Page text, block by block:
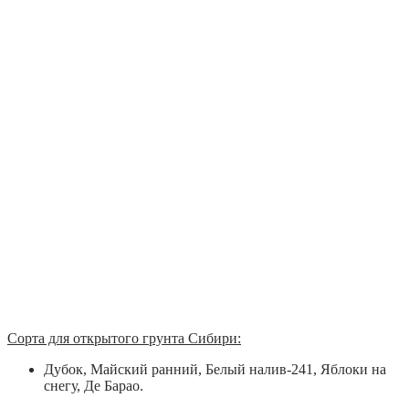
Сорта для открытого грунта Сибири:
Дубок, Майский ранний, Белый налив-241, Яблоки на
снегу, Де Барао.